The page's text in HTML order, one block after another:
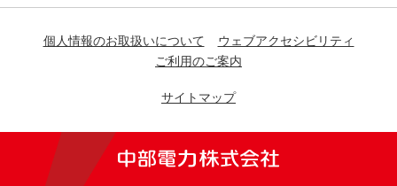
個人情報のお取扱いについて
ウェブアクセシビリティ
ご利用のご案内
サイトマップ